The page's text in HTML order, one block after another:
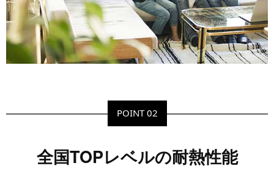
POINT 02
全国TOPレベルの耐熱性能